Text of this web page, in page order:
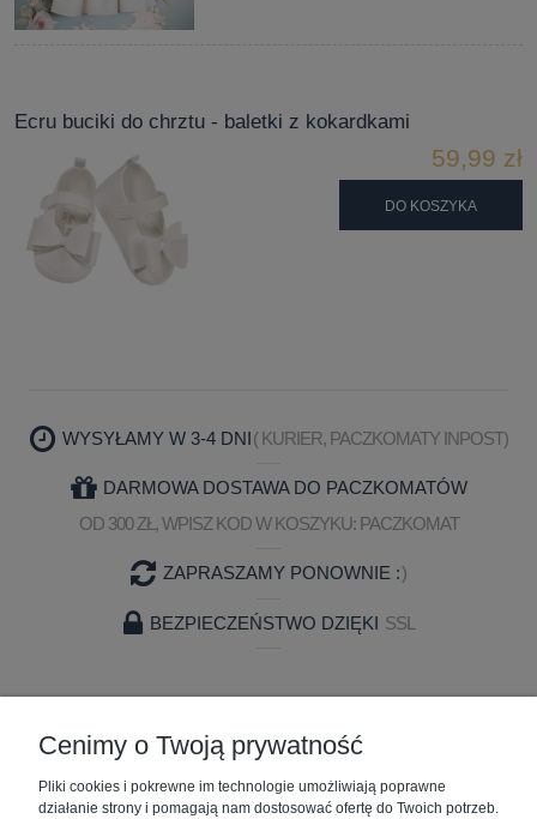
Ecru buciki do chrztu - baletki z kokardkami
59,99 zł
DO KOSZYKA
WYSYŁAMY W 3-4 DNI( KURIER, PACZKOMATY INPOST)
DARMOWA DOSTAWA DO PACZKOMATÓW
OD 300 ZŁ, WPISZ KOD W KOSZYKU: PACZKOMAT
ZAPRASZAMY PONOWNIE :)
BEZPIECZEŃSTWO DZIĘKI SSL
ZAKUPY
POMOC
Cenimy o Twoją prywatność
Pliki cookies i pokrewne im technologie umożliwiają poprawne
działanie strony i pomagają nam dostosować ofertę do Twoich potrzeb.